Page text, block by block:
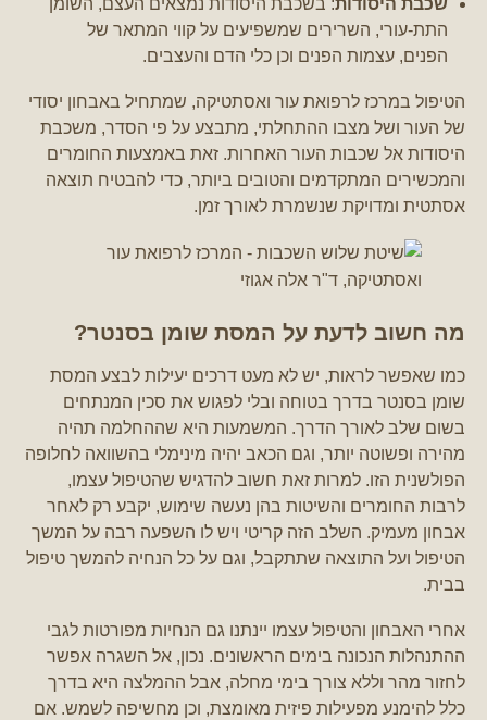
שכבת היסודות: בשכבת היסודות נמצאים העצם, השומן
התת-עורי, השרירים שמשפיעים על קווי המתאר של
הפנים, עצמות הפנים וכן כלי הדם והעצבים.
הטיפול במרכז לרפואת עור ואסתטיקה, שמתחיל באבחון יסודי
של העור ושל מצבו ההתחלתי, מתבצע על פי הסדר, משכבת
היסודות אל שכבות העור האחרות. זאת באמצעות החומרים
והמכשירים המתקדמים והטובים ביותר, כדי להבטיח תוצאה
אסתטית ומדויקת שנשמרת לאורך זמן.
מה חשוב לדעת על המסת שומן בסנטר?
כמו שאפשר לראות, יש לא מעט דרכים יעילות לבצע המסת
שומן בסנטר בדרך בטוחה ובלי לפגוש את סכין המנתחים
בשום שלב לאורך הדרך. המשמעות היא שההחלמה תהיה
מהירה ופשוטה יותר, וגם הכאב יהיה מינימלי בהשוואה לחלופה
הפולשנית הזו. למרות זאת חשוב להדגיש שהטיפול עצמו,
לרבות החומרים והשיטות בהן נעשה שימוש, יקבע רק לאחר
אבחון מעמיק. השלב הזה קריטי ויש לו השפעה רבה על המשך
הטיפול ועל התוצאה שתתקבל, וגם על כל הנחיה להמשך טיפול
בבית.
אחרי האבחון והטיפול עצמו יינתנו גם הנחיות מפורטות לגבי
ההתנהלות הנכונה בימים הראשונים. נכון, אל השגרה אפשר
לחזור מהר וללא צורך בימי מחלה, אבל ההמלצה היא בדרך
כלל להימנע מפעילות פיזית מאומצת, וכן מחשיפה לשמש. אם